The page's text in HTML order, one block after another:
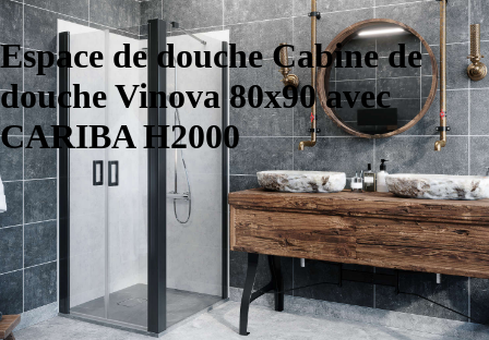
Espace de douche Cabine de
douche Vinova 80x90 avec
CARIBA H2000